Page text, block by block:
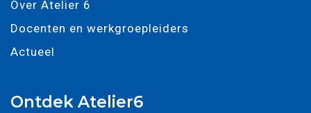
Over Atelier 6
Docenten en werkgroepleiders
Actueel
Ontdek Atelier6